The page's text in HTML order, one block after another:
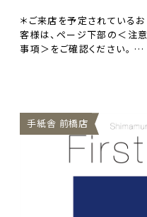
(金 ) at 手紙舎 吉祥寺
店
＊ご来店を予定されているお
客様は、ページ下部の＜注意
事項＞をご確認ください。 手
手紙舎 前橋店